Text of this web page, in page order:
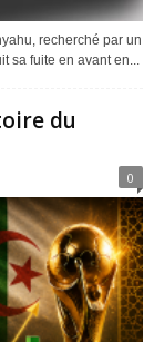
recherché par un
sa fuite en avant en...
du
0